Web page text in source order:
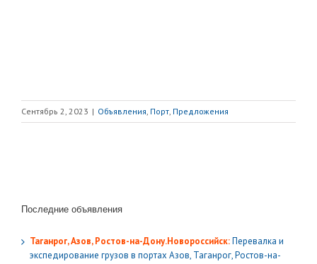
Сентябрь 2, 2023 | Объявления Порт Предложения
Последние объявления
Таганрог, Азов, Ростов-на-Дону.Новороссийск:Перевалка и
экспедирование грузов в портах Азов, Таганрог, Ростов-на-